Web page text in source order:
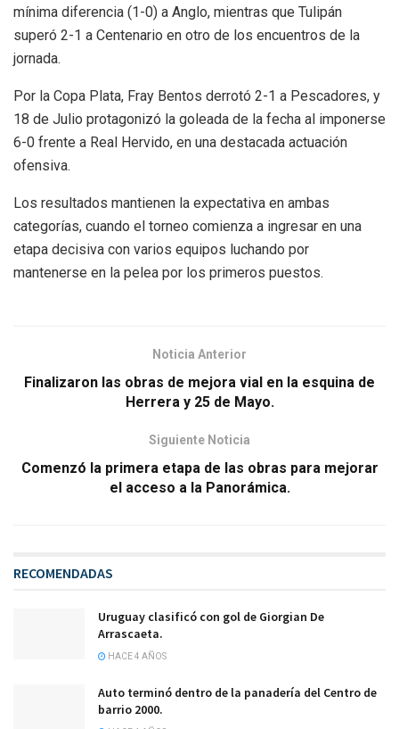
mínima diferencia (1-0) a Anglo, mientras que Tulipán
superó 2-1 a Centenario en otro de los encuentros de la
jornada.
Por la Copa Plata, Fray Bentos derrotó 2-1 a Pescadores, y
18 de Julio protagonizó la goleada de la fecha al imponerse
6-0 frente a Real Hervido, en una destacada actuación
ofensiva.
Los resultados mantienen la expectativa en ambas
categorías, cuando el torneo comienza a ingresar en una
etapa decisiva con varios equipos luchando por
mantenerse en la pelea por los primeros puestos.
Noticia Anterior
Finalizaron las obras de mejora vial en la esquina de
Herrera y 25 de Mayo.
Siguiente Noticia
Comenzó la primera etapa de las obras para mejorar
el acceso a la Panorámica.
RECOMENDADAS
Uruguay clasificó con gol de Giorgian De
Arrascaeta.
HACE 4 AÑOS
Auto terminó dentro de la panadería del Centro de
barrio 2000.